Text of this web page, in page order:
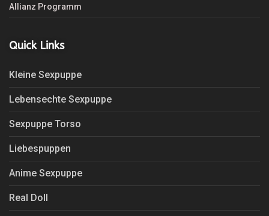
Allianz Programm
Quick Links
Kleine Sexpuppe
Lebensechte Sexpuppe
Sexpuppe Torso
Liebespuppen
Anime Sexpuppe
Real Doll